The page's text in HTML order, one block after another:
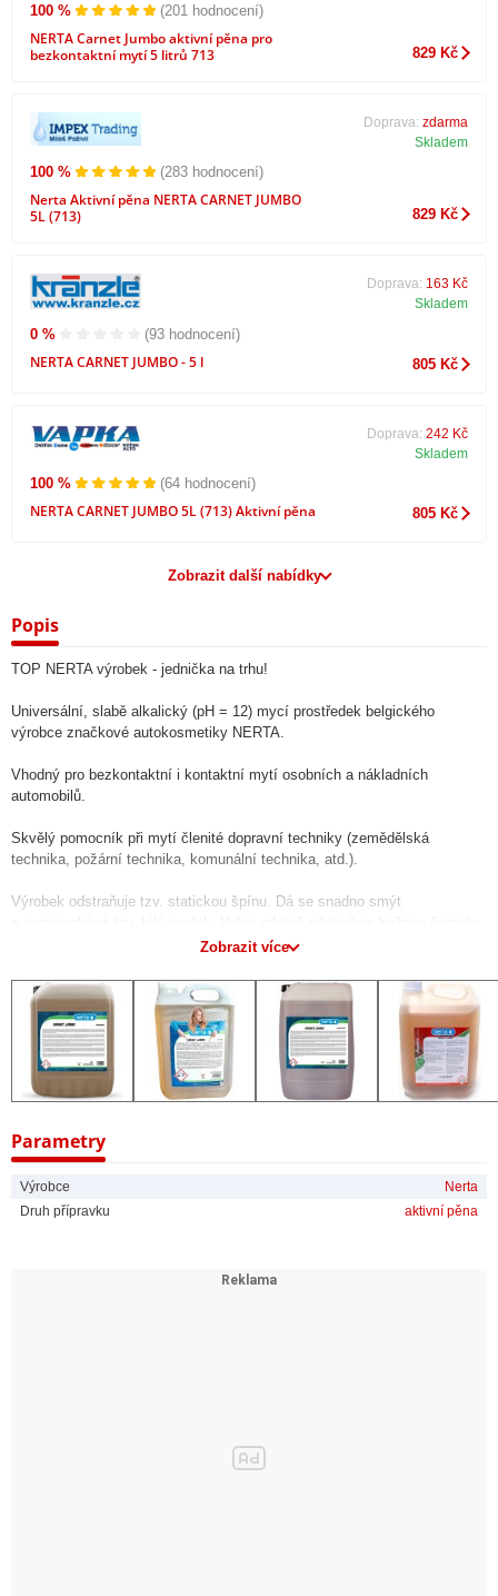
100 % (201 hodnocení)
NERTA Carnet Jumbo aktivní pěna pro
bezkontaktní mytí 5 litrů 713
829 Kč
100 % (283 hodnocení)
Nerta Aktivní pěna NERTA CARNET JUMBO
5L (713)
Doprava: zdarma
Skladem
829 Kč
0 % (93 hodnocení)
NERTA CARNET JUMBO - 5 l
Doprava: 163 Kč
Skladem
805 Kč
100 % (64 hodnocení)
NERTA CARNET JUMBO 5L (713) Aktivní pěna
Doprava: 242 Kč
Skladem
805 Kč
Zobrazit další nabídky
Popis
TOP NERTA výrobek - jednička na trhu!
Universální, slabě alkalický (pH = 12) mycí prostředek belgického
výrobce značkové autokosmetiky NERTA.
Vhodný pro bezkontaktní i kontaktní mytí osobních a nákladních
automobilů.
Skvělý pomocník při mytí členité dopravní techniky (zemědělská
technika, požární technika, komunální technika, atd.).
Výrobek odstraňuje tzv. statickou špínu. Dá se snadno smýt
Výsledkem mytí je vždy lesklý a ošetřený povrch!
Produkt dodávaný na český trh více než 25 let:
- 25 let zkušeností
- tisíce spokojených zákazníků
Speciální složení = maximálně šetrný!
NERTA CARNET JUMBO uzavírá póry laku = automobil se podstatně
Zobrazit více
Parametry
Výrobce
Nerta
Druh přípravku
aktivní pěna